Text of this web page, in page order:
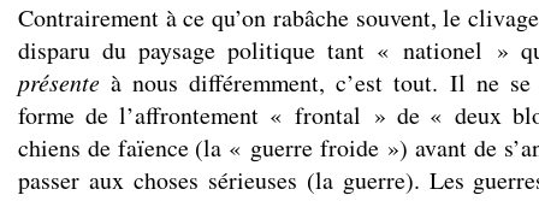
Contrairement à ce qu’on rabâche souvent, le
disparu du paysage politique tant « nationel »
présenteà nous différemment, c’est tout. Il ne
forme de l’affrontement « frontal » de « deux
chiens de faïence (la « guerre froide ») avant de
passer aux choses sérieuses (la guerre). Les